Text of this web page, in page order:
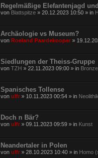
Regelmäßige Elefantenjagd
von Blattspitze » 20.12.2023 10:50 » in
Archäologie vs Museum?
von Roeland Paardekooper »
Siedlungen der Theiss-Gruppe
von TZH » 22.11.2023 09:00 » in
Spanisches Tollense
von ulfr » 10.11.2023 00:54 » in
Doch n Bär?
von ulfr » 09.11.2023 09:59 » in Kunst
Neandertaler in Polen
von ulfr » 28.10.2023 10:40 » in Homo